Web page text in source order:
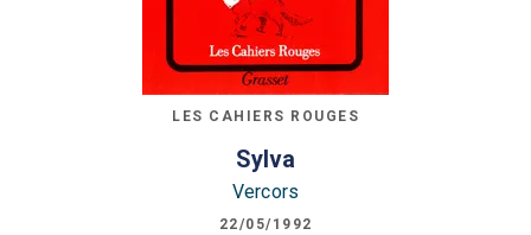
LES CAHIERS ROUGES
Sylva
Vercors
22/05/1992